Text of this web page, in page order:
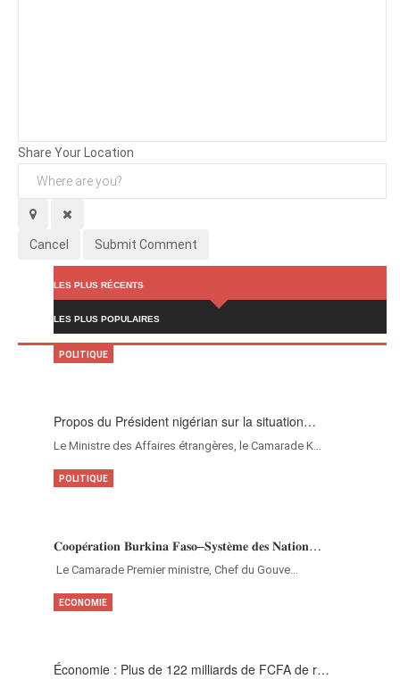
Share Your Location
Cancel Submit Comment
LES PLUS RÉCENTS
LES PLUS POPULAIRES
Propos du Président nigérian sur la situation…
Le Ministre des Affaires étrangères, le Camarade K…
POLITIQUE
𝐂𝐨𝐨𝐩𝐞́𝐫𝐚𝐭𝐢𝐨𝐧 𝐁𝐮𝐫𝐤𝐢𝐧𝐚 𝐅𝐚𝐬𝐨–𝐒𝐲𝐬𝐭𝐞̀𝐦𝐞 𝐝𝐞𝐬 𝐍𝐚𝐭𝐢𝐨𝐧…
‎Le Camarade Premier ministre, Chef du Gouve…
POLITIQUE
Économie : Plus de 122 milliards de FCFA de r…
ECONOMIE